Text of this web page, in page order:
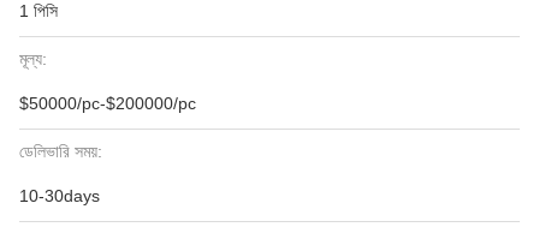
1 পিসি
মূল্য:
$50000/pc-$200000/pc
ডেলিভারি সময়:
10-30days